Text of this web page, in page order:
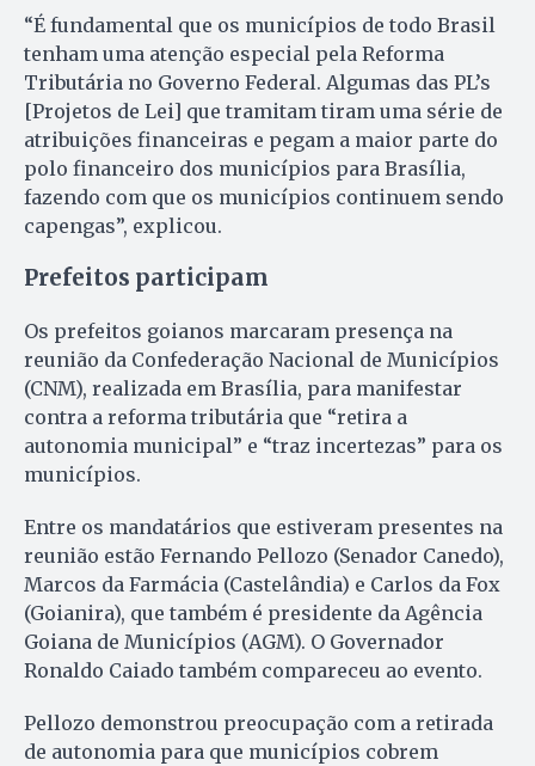
“É fundamental que os municípios de todo Brasil
tenham uma atenção especial pela Reforma
Tributária no Governo Federal. Algumas das PL’s
[Projetos de Lei] que tramitam tiram uma série de
atribuições financeiras e pegam a maior parte do
polo financeiro dos municípios para Brasília,
fazendo com que os municípios continuem sendo
capengas”, explicou.
Prefeitos participam
Os prefeitos goianos marcaram presença na
reunião da Confederação Nacional de Municípios
(CNM), realizada em Brasília, para manifestar
contra a reforma tributária que “retira a
autonomia municipal” e “traz incertezas” para os
municípios.
Entre os mandatários que estiveram presentes na
reunião estão Fernando Pellozo (Senador Canedo),
Marcos da Farmácia (Castelândia) e Carlos da Fox
(Goianira), que também é presidente da Agência
Goiana de Municípios (AGM). O Governador
Ronaldo Caiado também compareceu ao evento.
Pellozo demonstrou preocupação com a retirada
de autonomia para que municípios cobrem